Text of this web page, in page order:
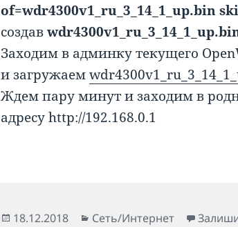
of=wdr4300v1_ru_3_14_1_up.bin
создав
Заходим в админку текущего
и загружаем
Ждем пару минут и заходим в
адресу http://192.168.0.1
Опубліковано
18.12.2018 Категорії
Сеть/Интернет